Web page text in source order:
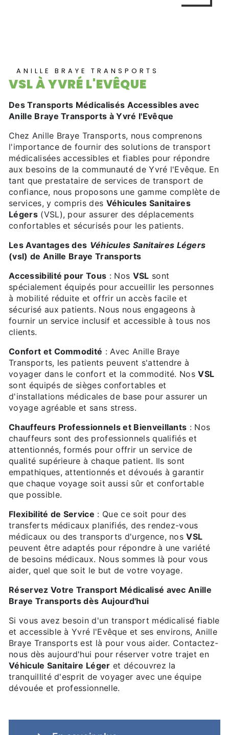
ANILLE BRAYE TRANSPORTS
VSL À YVRÉ L'EVÊQUE
Des Transports Médicalisés Accessibles avec
Anille Braye Transports à Yvré l'Evêque
Chez Anille Braye Transports, nous comprenons
l'importance de fournir des solutions de transport
médicalisées accessibles et fiables pour répondre
aux besoins de la communauté de Yvré l'Evêque. En
tant que prestataire de services de transport de
confiance, nous proposons une gamme complète de
services, y compris des Véhicules Sanitaires
Légers(VSL), pour assurer des déplacements
confortables et sécurisés pour les patients.
Les Avantages des Véhicules Sanitaires Légers
(vsl) de Anille Braye Transports
Accessibilité pour Tous : Nos VSL sont
spécialement équipés pour accueillir les personnes
à mobilité réduite et offrir un accès facile et
sécurisé aux patients. Nous nous engageons à
fournir un service inclusif et accessible à tous nos
clients.
Confort et Commodité : Avec Anille Braye
Transports, les patients peuvent s'attendre à
voyager dans le confort et la commodité. NosVSL
sont équipés de sièges confortables et
d'installations médicales de base pour assurer un
voyage agréable et sans stress.
Chauffeurs Professionnels et Bienveillants : Nos
chauffeurs sont des professionnels qualifiés et
attentionnés, formés pour offrir un service de
qualité supérieure à chaque patient. Ils sont
empathiques, attentionnés et dévoués à garantir
que chaque voyage soit aussi sûr et confortable
que possible.
Flexibilité de Service : Que ce soit pour des
transferts médicaux planifiés, des rendez-vous
médicaux ou des transports d'urgence, nosVSL
peuvent être adaptés pour répondre à une variété
de besoins médicaux. Nous sommes là pour vous
aider, quel que soit le but de votre voyage.
Réservez Votre Transport Médicalisé avec Anille
Braye Transports dès Aujourd'hui
Si vous avez besoin d'un transport médicalisé fiable
et accessible à Yvré l'Evêque et ses environs, Anille
Braye Transports est là pour vous aider. Contactez-
nous dès aujourd'hui pour réserver votre trajet en
Véhicule Sanitaire Léger et découvrez la
tranquillité d'esprit de voyager avec une équipe
dévouée et professionnelle.